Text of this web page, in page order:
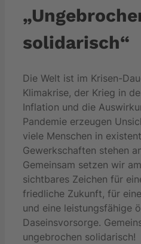
solidarisch“
Die Welt ist im Krisen-
Klimakrise, der Krieg in
Inflation und die
Pandemie erzeugen
viele Menschen in
Gewerkschaften stehen
Gemeinsam setzen wir
sichtbares Zeichen für
friedliche Zukunft, für
und eine leistungsfähige
Daseinsvorsorge.
ungebrochen solidarisch!